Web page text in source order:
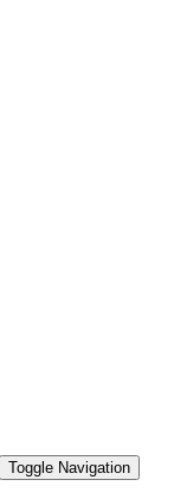
Toggle Navigation